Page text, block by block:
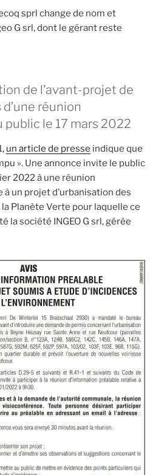
sprl change de nom et
G srl, dont le gérant reste
de l’avant-projet de
réunion
public le 17 mars 2022
un article de presse indique que
». Une annonce invite le public
2022 à une réunion
un projet d’urbanisation des
Planète Verte pour laquelle ce
la société INGEO G srl, gérée